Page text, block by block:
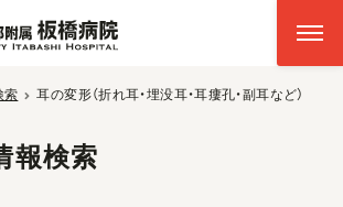
索 耳の変形（折れ耳・埋没耳・耳瘻孔・副耳など）
報検索